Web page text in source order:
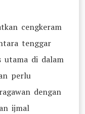
cengkeram
tenggar
utama di dalam
perlu
dengan
ijmal